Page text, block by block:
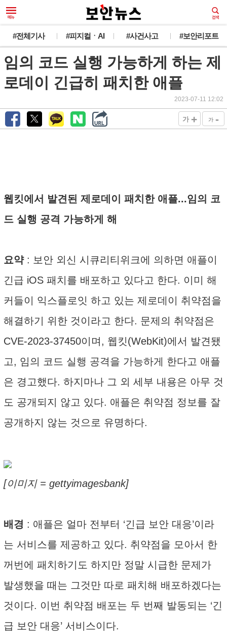
#전체기사 #피지컬ㆍAI #사건사고 #보안리포트
임의 코드 실행 가능하게 하는 제
로데이 긴급히 패치한 애플
2023-07-11 12:02
가 + 가 -
웹킷에서 발견된 제로데이 패치한 애플...임의 코
드 실행 공격 가능하게 해
요약: 보안 외신 시큐리티위크에 의하면 애플이
긴급 iOS 패치를 배포하고 있다고 한다. 이미 해
커들이 익스플로잇 하고 있는 제로데이 취약점을
해결하기 위한 것이라고 한다. 문제의 취약점은
CVE-2023-37450이며, 웹킷(WebKit)에서 발견됐
고, 임의 코드 실행 공격을 가능하게 한다고 애플
은 경고했다. 하지마나 그 외 세부 내용은 아무 것
도 공개되지 않고 있다. 애플은 취약점 정보를 잘
공개하지 않는 것으로 유명하다.
[이미지 = gettyimagesbank]
배경 : 애플은 얼마 전부터 ‘긴급 보안 대응’이라
는 서비스를 제공하고 있다. 취약점을 모아서 한
꺼번에 패치하기도 하지만 정말 시급한 문제가
발생했을 때는 그것만 따로 패치해 배포하겠다는
것이다. 이번 취약점 배포는 두 번째 발동되는 ‘긴
급 보안 대응’ 서비스이다.